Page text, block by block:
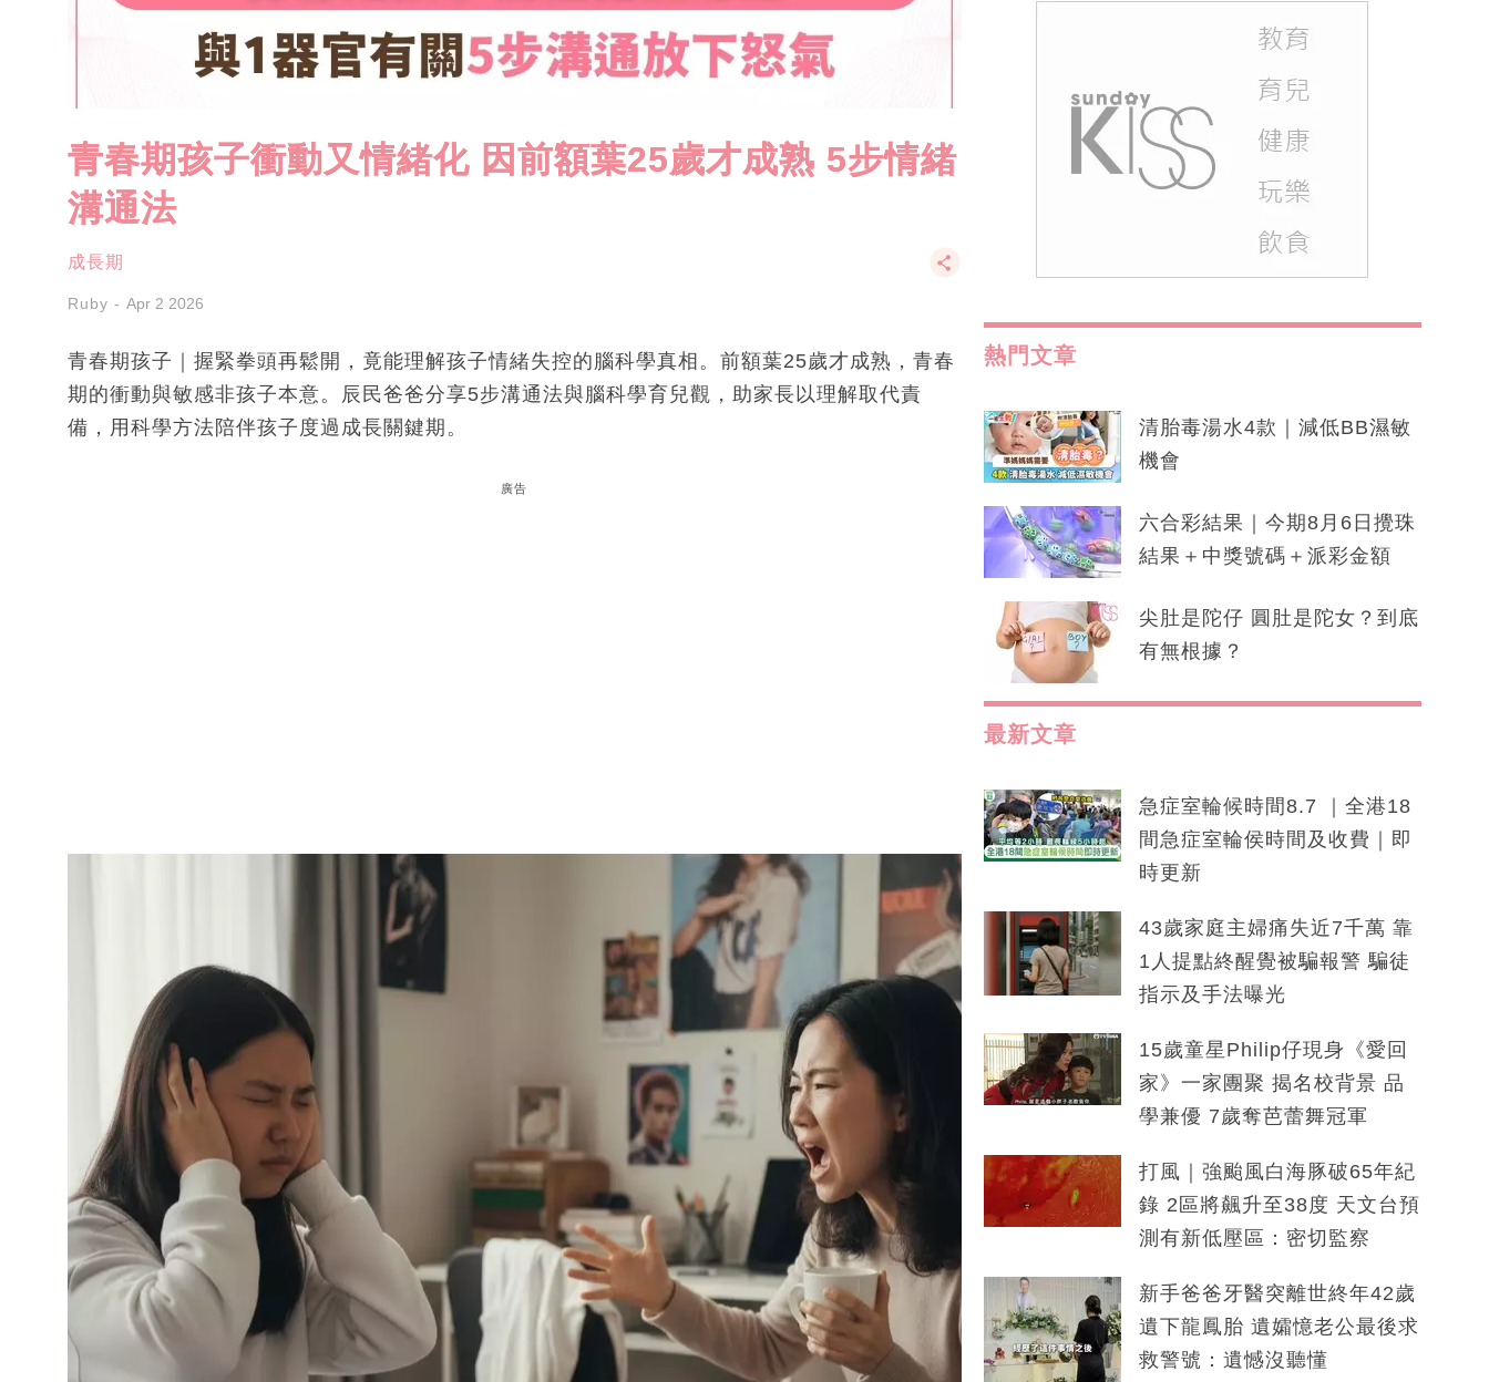
青春期孩子衝動又情緒化 因前額葉25歲才成熟 5步情緒
溝通法
成長期
Ruby Apr 2 2026
青春期孩子｜握緊拳頭再鬆開，竟能理解孩子情緒失控的腦科學真相。前額葉25歲才成熟，青春
期的衝動與敏感非孩子本意。辰民爸爸分享5步溝通法與腦科學育兒觀，助家長以理解取代責
備，用科學方法陪伴孩子度過成長關鍵期。
廣告
熱門文章
清胎毒湯水4款｜減低BB濕敏
機會
六合彩結果｜今期8月6日攪珠
結果＋中獎號碼＋派彩金額
尖肚是陀仔 圓肚是陀女？到底
有無根據？
最新文章
急症室輪候時間8.7 ｜全港18
間急症室輪侯時間及收費｜即
時更新
43歲家庭主婦痛失近7千萬 靠
1人提點終醒覺被騙報警 騙徒
指示及手法曝光
15歲童星Philip仔現身《愛回
家》一家團聚 揭名校背景 品
學兼優 7歲奪芭蕾舞冠軍
打風｜強颱風白海豚破65年紀
錄 2區將飆升至38度 天文台預
測有新低壓區：密切監察
新手爸爸牙醫突離世終年42歲
遺下龍鳳胎 遺孀憶老公最後求
救警號：遺憾沒聽懂